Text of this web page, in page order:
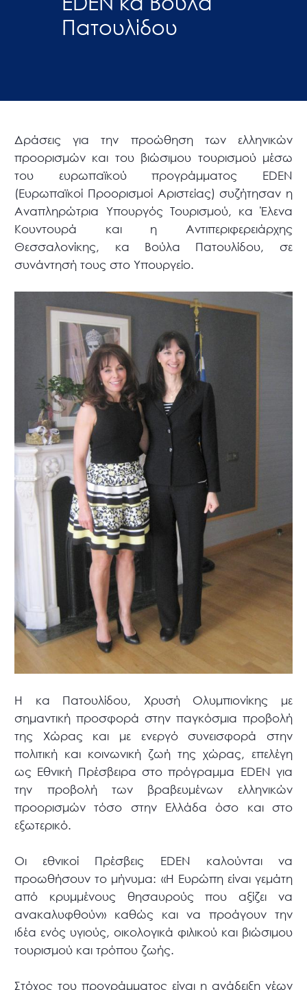
Πατουλίδου
Δράσεις για την προώθηση των ελληνικών
προορισμών και του βιώσιμου τουρισμού μέσω
του ευρωπαϊκού προγράμματος EDEN
(Ευρωπαϊκοί Προορισμοί Αριστείας) συζήτησαν η
Αναπληρώτρια Υπουργός Τουρισμού, κα Έλενα
Κουντουρά και η Αντιπεριφερειάρχης
Θεσσαλονίκης, κα Βούλα Πατουλίδου, σε
συνάντησή τους στο Υπουργείο.
Η κα Πατουλίδου, Χρυσή Ολυμπιονίκης με
σημαντική προσφορά στην παγκόσμια προβολή
της Χώρας και με ενεργό συνεισφορά στην
πολιτική και κοινωνική ζωή της χώρας, επελέγη
ως Εθνική Πρέσβειρα στο πρόγραμμα EDEN για
την προβολή των βραβευμένων ελληνικών
προορισμών τόσο στην Ελλάδα όσο και στο
εξωτερικό.
Οι εθνικοί Πρέσβεις EDEN καλούνται να
προωθήσουν το μήνυμα: «Η Ευρώπη είναι γεμάτη
από κρυμμένους θησαυρούς που αξίζει να
ανακαλυφθούν» καθώς και να προάγουν την
ιδέα ενός υγιούς, οικολογικά φιλικού και βιώσιμου
τουρισμού και τρόπου ζωής.
Στόχος του προγράμματος είναι η ανάδειξη νέων